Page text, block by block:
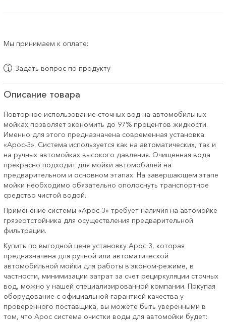
Мы принимаем к оплате:
Задать вопрос по продукту
Описание товара
Повторное использование сточных вод на автомобильных
мойках позволяет экономить до 97% процентов жидкости.
Именно для этого предназначена современная установка
«Арос-3». Система используется как на автоматических, так и
на ручных автомойках высокого давления. Очищенная вода
прекрасно подходит для мойки автомобилей на
предварительном и основном этапах. На завершающем этапе
мойки необходимо обязательно ополоснуть транспортное
средство чистой водой.
Применение системы «Арос-3» требует наличия на автомойке
грязеотстойника для осуществления предварительной
фильтрации.
Купить по выгодной цене установку Арос 3, которая
предназначена для ручной или автоматической
автомобильной мойки для работы в эконом-режиме, в
частности, минимизации затрат за счет рециркуляции сточных
вод, можно у нашей специализированной компании. Покупая
оборудование с официальной гарантией качества у
проверенного поставщика, вы можете быть уверенными в
том, что Арос система очистки воды для автомойки будет: